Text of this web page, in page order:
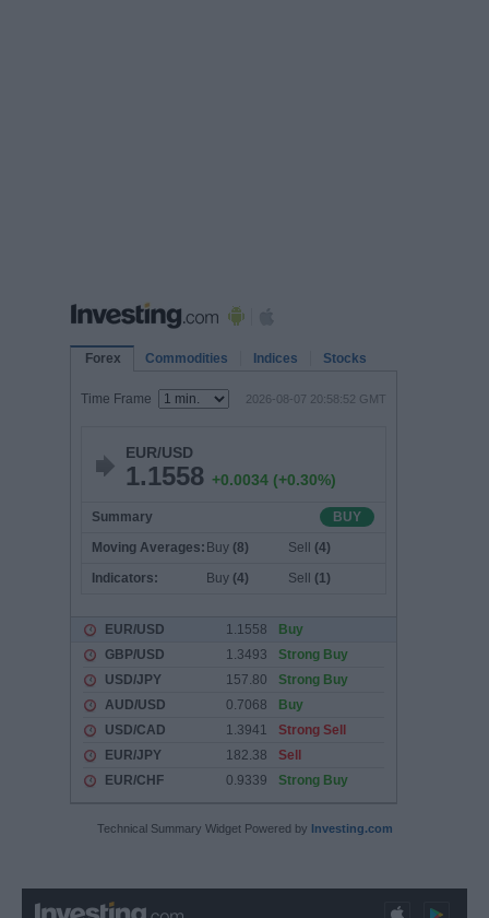
Technical Summary Widget Powered by Investing.com